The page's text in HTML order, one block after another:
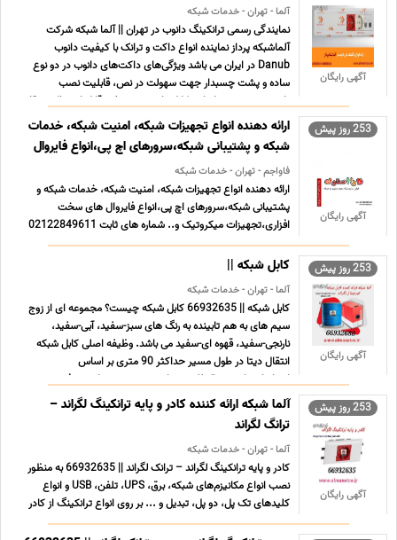
آگهی رایگان
آلما - تهران - خدمات شبکه
نمایندگی رسمی ترانکینگ دانوب در تهران || آلما شبکه شرکت
آلماشبکه پرداز نماینده انواع داکت و ترانک با کیفیت دانوب
Danub در ایران می باشد ویژگی‌های داکت‌‌های دانوب در دو نوع
ساده و پشت چسبدار جهت سهولت در نص، قابلیت نصب
پارتیشن جهت جداسازی کابل‌های عبوری، غیر قابل اشتعال و مقاو
... ...
253 روز پیش
آگهی رایگان
ارائه دهنده انواع تجهیزات شبکه، امنیت شبکه، خدمات
شبکه و پشتیبانی شبکه،سرورهای اچ پی،انواع فایروال
فاواجم - تهران - خدمات شبکه
ارائه دهنده انواع تجهیزات شبکه، امنیت شبکه، خدمات شبکه و
پشتیبانی شبکه،سرورهای اچ پی،انواع فایروال های سخت
افزاری،تجهیزات میکروتیک و.. شماره های ثابت 02122849611
02122848041 تلفن همراه 09121181273 آدرس ایمیل
253 روز پیش
آگهی رایگان
کابل شبکه ||
آلما - تهران - خدمات شبکه
کابل شبکه || 66932635 کابل شبکه چیست؟ مجموعه ای از زوج
سیم های به هم تابینده به رنگ های سبز-سفید، آبی-سفید،
نارنجی-سفید، قهوه ای-سفید می باشد. وظیفه اصلی کابل شبکه
انتقال دیتا در طول مسیر حداکثر 90 متری بر اساس
استانداردهای بین المللی می باشد. زوج سیم های معرفی شده به
صورت کامل ... ...
253 روز پیش
آگهی رایگان
آلما شبکه ارائه کننده کادر و پایه ترانکینگ لگراند –
ترانگ لگراند
آلما - تهران - خدمات شبکه
کادر و پایه ترانکینگ لگراند – ترانک لگراند || 66932635 به منظور
نصب انواع مکانیزم‌های شبکه، برق، UPS، تلفن، USB و انواع
کلیدهای تک پل، دو پل، تبدیل و ... بر روی انواع ترانکینگ از کادر
و پایه‌‌های مخصوص آن استفاده می‌‌کنند. نمونه‌ای از این کادر و